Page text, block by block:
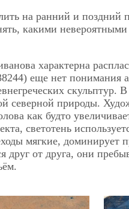
на ранний и
какими
характерна
еще нет понимания
скульптур.
северной природы.
как будто
светотень
мягкие,
друг от друга, они